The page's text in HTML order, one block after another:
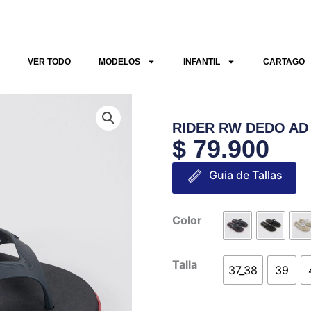
VER TODO MODELOS INFANTIL CARTAGO
RIDER RW DEDO AD
$ 79.900
Guia de Tallas
Color
Talla 37_38 39
RIDER
AD